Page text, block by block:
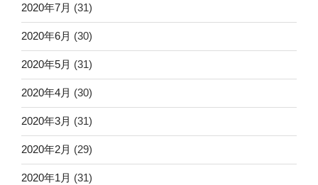
2020年7月 (31)
2020年6月 (30)
2020年5月 (31)
2020年4月 (30)
2020年3月 (31)
2020年2月 (29)
2020年1月 (31)